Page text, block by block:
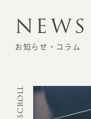
CREATION
お知らせ・コラム
SCROLL